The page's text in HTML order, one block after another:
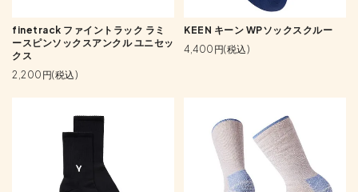
finetrack ファイントラック ラミ
ースピンソックスアンクル ユニセッ
クス
2,200円(税込)
KEEN キーン WPソックスクルー
4,400円(税込)